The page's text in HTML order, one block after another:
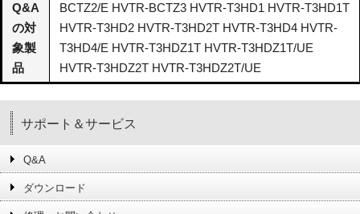
Q&A
の対
象製
品
BCTZ2/E HVTR-BCTZ3 HVTR-T3HD1 HVTR-T3HD1T
HVTR-T3HD2 HVTR-T3HD2T HVTR-T3HD4 HVTR-
T3HD4/E HVTR-T3HDZ1T HVTR-T3HDZ1T/UE
HVTR-T3HDZ2T HVTR-T3HDZ2T/UE
サポート＆サービス
Q&A
ダウンロード